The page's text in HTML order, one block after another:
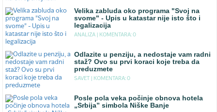
Velika zabluda oko programa "Svoj na
svome" - Upis u katastar nije isto što i
legalizacija
ANALIZA | KOMENTARA: 0
Odlazite u penziju, a nedostaje vam radni
staž? Ovo su prvi koraci koje treba da
preduzmete
SAVET | KOMENTARA: 0
Posle pola veka počinje obnova hotela
„Srbija” simbola Niške Banje